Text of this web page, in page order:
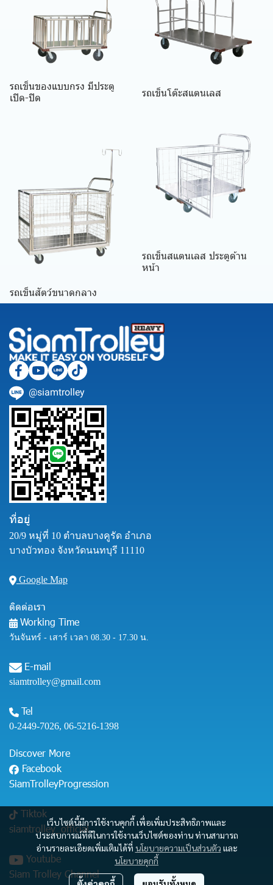
รถเข็นของแบบกรง มีประตู
เปิด-ปิด
รถเข็นโต๊ะสแตนเลส
รถเข็นสัตว์ขนาดกลาง
รถเข็นสแตนเลส ประตูด้าน
หน้า
เว็บไซต์นี้มีการใช้งานคุกกี้ เพื่อเพิ่มประสิทธิภาพและ
ประสบการณ์ที่ดีในการใช้งานเว็บไซต์ของท่าน ท่านสามารถ
อ่านรายละเอียดเพิ่มเติมได้ที่ นโยบายความเป็นส่วนตัว และ
นโยบายคุกกี้
@siamtrolley
ที่อยู่
20/9 หมู่ที่ 10 ตำบลบางคูรัด อำเภอ
บางบัวทอง จังหวัดนนทบุรี 11110
Google Map
ติดต่อเรา
Working Time
วันจันทร์ - เสาร์ เวลา 08.30 - 17.30 น.
E-mail
siamtrolley@gmail.com
Tel
0-2449-7026, 06-5216-1398
Discover More
Facebook
SiamTrolleyProgression
Tiktok
siamtrolley_official
Youtube
Siam Trolley Channel